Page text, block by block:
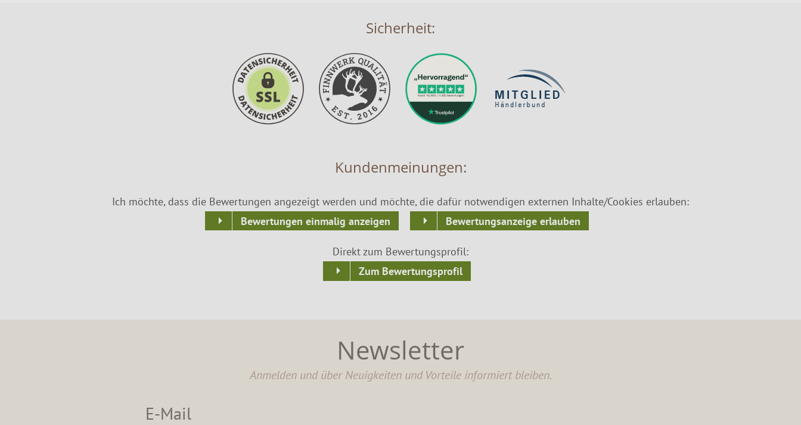
Sicherheit:
Kundenmeinungen:
Ich möchte, dass die Bewertungen angezeigt werden und möchte, die dafür notwendigen externen Inhalte/Cookies erlauben:
Bewertungen einmalig anzeigen
Bewertungsanzeige erlauben
Direkt zum Bewertungsprofil:
Zum Bewertungsprofil
Newsletter
Anmelden und über Neuigkeiten und Vorteile informiert bleiben.